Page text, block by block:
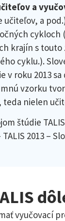
a
a
cykloch
krajín s touto
cyklu.).
v roku 2013
vzorku
teda nielen
štúdie
2013 –
vyučovací